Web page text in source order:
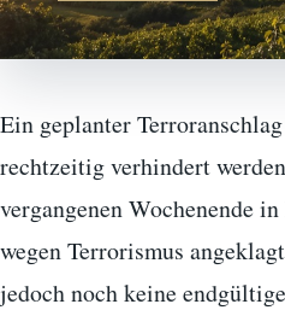
Ein geplanter
rechtzeitig verhindert
vergangenen Wochenende
wegen Terrorismus
jedoch noch keine